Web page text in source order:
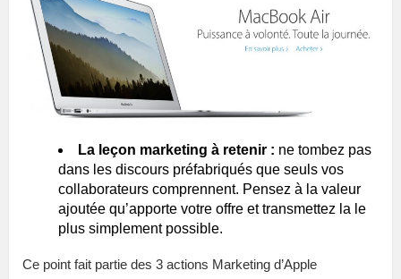
La leçon marketing à retenir : ne tombez pas
dans les discours préfabriqués que seuls vos
collaborateurs comprennent. Pensez à la valeur
ajoutée qu’apporte votre offre et transmettez la le
plus simplement possible.
Ce point fait partie des 3 actions Marketing d’Apple